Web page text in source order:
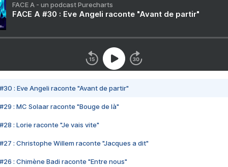
FACE A - un podcast Purecharts
FACE A #30 : Eve Angeli raconte "Avant de partir"
#30 : Eve Angeli raconte "Avant de partir"
#29 : MC Solaar raconte "Bouge de là"
#28 : Lorie raconte "Je vais vite"
#27 : Christophe Willem raconte "Jacques a dit"
#26 : Chimène Badi raconte "Entre nous"